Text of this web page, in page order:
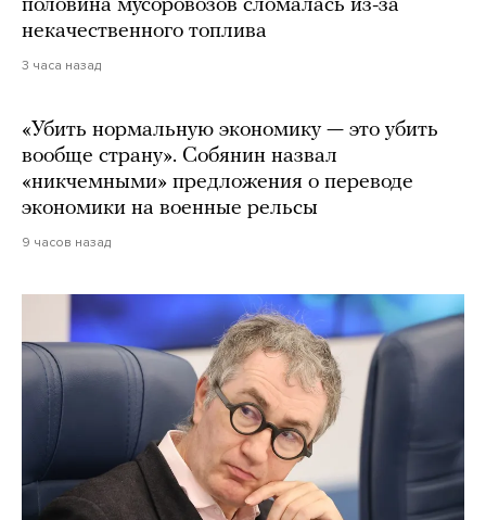
половина мусоровозов сломалась из-за
некачественного топлива
3 часа назад
«Убить нормальную экономику — это убить
вообще страну». Собянин назвал
«никчемными» предложения о переводе
экономики на военные рельсы
9 часов назад